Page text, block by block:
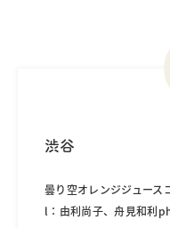
渋谷
曇り空オレンジジュー
l：由利尚子、舟見和利